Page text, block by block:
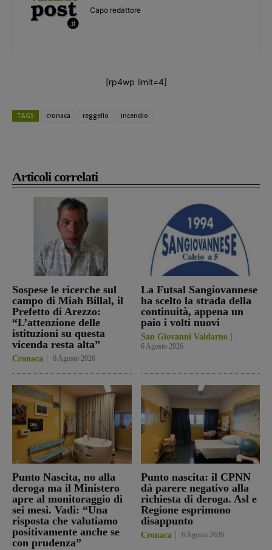
Articoli correlati
Sospese le ricerche sul
campo di Miah Billal, il
Prefetto di Arezzo:
“L’attenzione delle
istituzioni su questa
vicenda resta alta”
Cronaca 6 Agosto 2026
La Futsal Sangiovannese
ha scelto la strada della
continuità, appena un
paio i volti nuovi
San Giovanni Valdarno
6 Agosto 2026
Punto Nascita, no alla
deroga ma il Ministero
apre al monitoraggio di
sei mesi. Vadi: “Una
risposta che valutiamo
positivamente anche se
con prudenza”
Punto nascita: il CPNN
dà parere negativo alla
richiesta di deroga. Asl e
Regione esprimono
disappunto
Cronaca 6 Agosto 2026
Capo redattore
[rp4wp limit=4]
TAGS cronaca reggello incendio